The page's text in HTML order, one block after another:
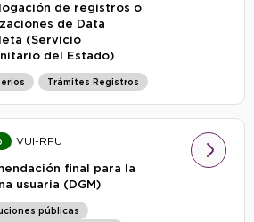
de registros o
de Data
(Servicio
del Estado)
Trámites Registros
VUI-RFU
final para la
usuaria (DGM)
públicas